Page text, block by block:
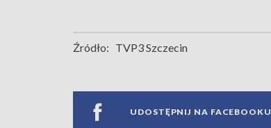
Źródło: TVP3 Szczecin
UDOSTĘPNIJ NA FACEBOOKU